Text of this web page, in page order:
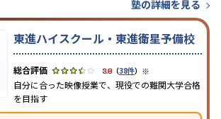
塾の詳細を見る
東進ハイスクール・東進衛星予備校
3.8（38件） ※
自分に合った映像授業で、現役での難関大学合格
を目指す